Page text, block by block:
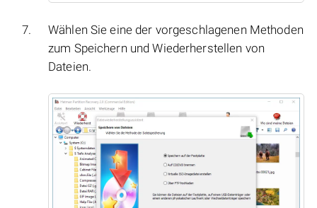
Wählen Sie eine der vorgeschlagenen Methoden
zum Speichern und Wiederherstellen von
Dateien.